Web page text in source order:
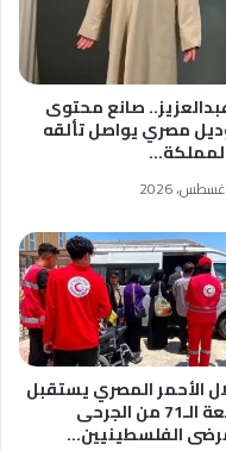
صانع محتوى
مصري يواصل تألقه
الأحمر المصري يستقبل
الدفعة الـ71 من الجرحى
الفلسطينيين…